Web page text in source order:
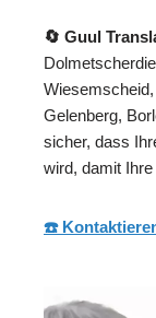
🔄 Guul
Gelenberg,
sicher, dass
wird, damit
☎️